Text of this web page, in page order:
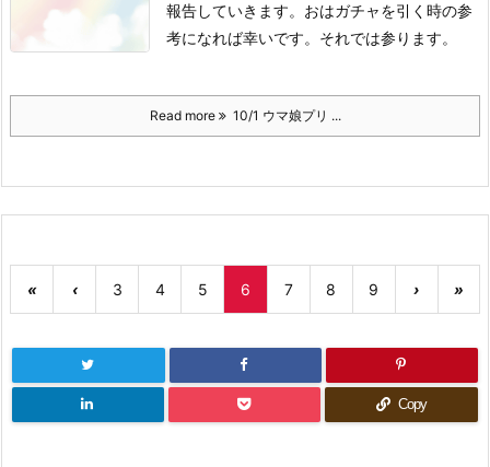
報告していきます。 おはガチャを引く時の参
考になれば幸いです。 それでは参ります。
Read more 10/1 ウマ娘プリ ...
« ‹ 3 4 5 6 7 8 9 › »
Copy